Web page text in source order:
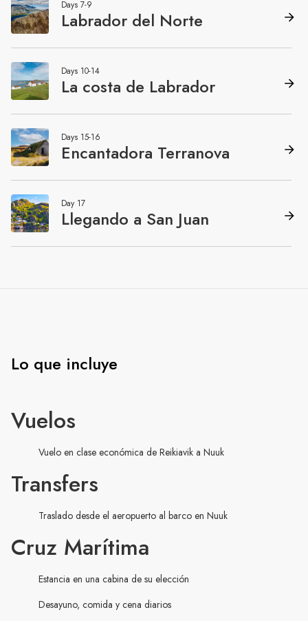
Lo que incluye
Vuelos
Vuelo en clase económica de Reikiavik a Nuuk
Transfers
Traslado desde el aeropuerto al barco en Nuuk
Cruz Marítima
Estancia en una cabina de su elección
Desayuno, comida y cena diarios